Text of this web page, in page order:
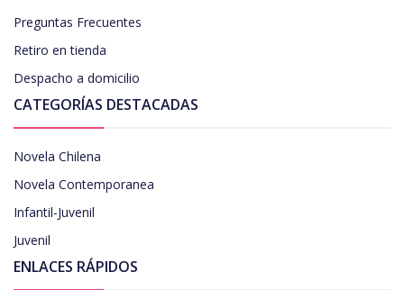
Preguntas Frecuentes
Retiro en tienda
Despacho a domicilio
CATEGORÍAS DESTACADAS
Novela Chilena
Novela Contemporanea
Infantil-Juvenil
Juvenil
ENLACES RÁPIDOS